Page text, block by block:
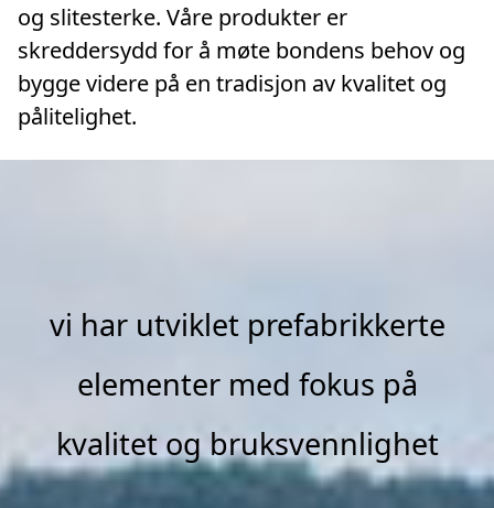
og slitesterke. Våre produkter er
skreddersydd for å møte bondens behov og
bygge videre på en tradisjon av kvalitet og
pålitelighet.
vi har utviklet prefabrikkerte
elementer med fokus på
kvalitet og bruksvennlighet